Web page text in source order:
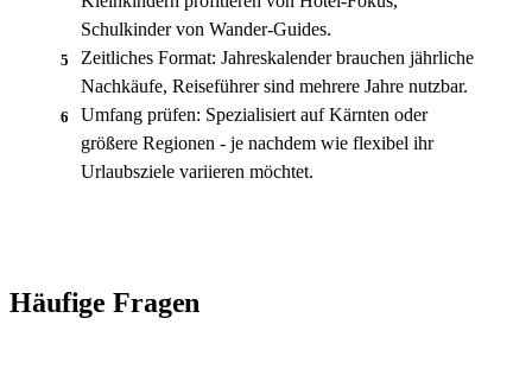
Schulkinder von Wander-Guides.
5
Zeitliches Format: Jahreskalender brauchen jährliche
Nachkäufe, Reiseführer sind mehrere Jahre nutzbar.
6
Umfang prüfen: Spezialisiert auf Kärnten oder
größere Regionen - je nachdem wie flexibel ihr
Urlaubsziele variieren möchtet.
Häufige Fragen